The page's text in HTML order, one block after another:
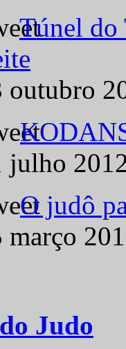
Túnel do
outubro
julho
O judô
março
Judo